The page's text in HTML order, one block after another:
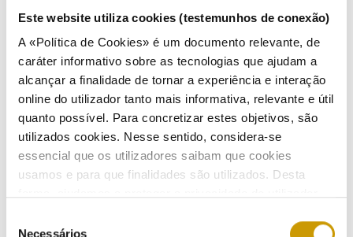
Este website utiliza cookies (testemunhos de conexão)
A «Política de Cookies» é um documento relevante, de
caráter informativo sobre as tecnologias que ajudam a
alcançar a finalidade de tornar a experiência e interação
online do utilizador tanto mais informativa, relevante e útil
quanto possível. Para concretizar estes objetivos, são
utilizados cookies. Nesse sentido, considera-se
essencial que os utilizadores saibam que cookies
usamos e para que finalidades são utilizados. Desta
simples possível de usar. Para obter mais informações
Necessários
Tarifas de gás natural em vigor no mercado
regulado a partir de 1 de outubro
Listen
30/09/2021